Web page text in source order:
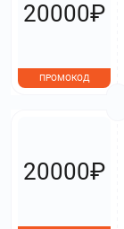
20000₽
ПРОМОКОД
20000₽